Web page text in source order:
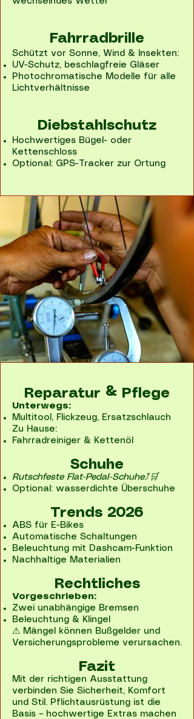
Fahrradbrille
Schützt vor Sonne, Wind & Insekten:
UV-Schutz, beschlagfreie Gläser
Photochromatische Modelle für alle
Lichtverhältnisse
Diebstahlschutz
Hochwertiges Bügel- oder
Kettenschloss
Optional: GPS-Tracker zur Ortung
Reparatur & Pflege
Unterwegs:
Multitool, Flickzeug, Ersatzschlauch
Zu Hause:
Fahrradreiniger & Kettenöl
Schuhe
Rutschfeste Flat-Pedal-Schuhe⤴🛒
Optional: wasserdichte Überschuhe
Trends 2026
ABS für E-Bikes
Automatische Schaltungen
Beleuchtung mit Dashcam-Funktion
Nachhaltige Materialien
Rechtliches
Vorgeschrieben:
Zwei unabhängige Bremsen
Beleuchtung & Klingel
⚠ Mängel können Bußgelder und
Versicherungsprobleme verursachen.
Fazit
Mit der richtigen Ausstattung
verbinden Sie Sicherheit, Komfort
und Stil. Pflichtausrüstung ist die
Basis – hochwertige Extras machen